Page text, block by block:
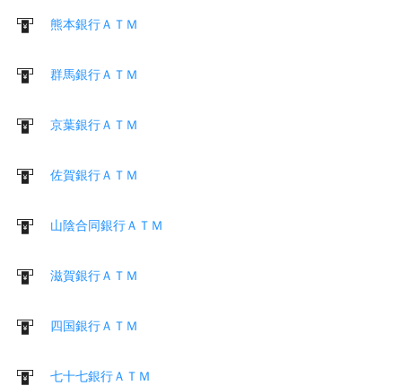
熊本銀行ＡＴＭ
群馬銀行ＡＴＭ
京葉銀行ＡＴＭ
佐賀銀行ＡＴＭ
山陰合同銀行ＡＴＭ
滋賀銀行ＡＴＭ
四国銀行ＡＴＭ
七十七銀行ＡＴＭ